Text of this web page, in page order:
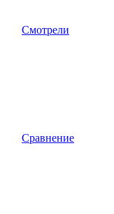
Смотрели
Сравнение